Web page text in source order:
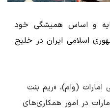
و اساس همیشگی خود
اسلامی ایران در خلیج
امارات (وام)، «ریم بنت
در امور همکاری‌های